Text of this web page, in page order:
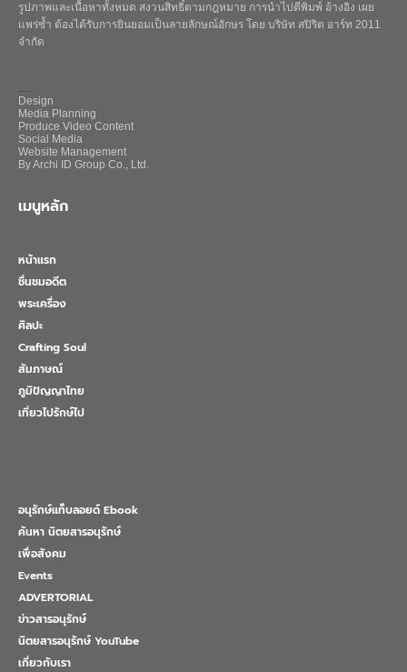
รูปภาพและเนื้อหาทั้งหมด สงวนสิทธิ์ตามกฎหมาย การนำไปตีพิมพ์ อ้างอิง เผย
แพร่ซ้ำ ต้องได้รับการยินยอมเป็นลายลักษณ์อักษร โดย บริษัท สปิริต อาร์ท 2011
จำกัด
Design
Media Planning
Produce Video Content
Social Media
Website Management
By Archi ID Group Co., Ltd.
เมนูหลัก
หน้าแรก
ชื่นชมอดีต
พระเครื่อง
ศิลปะ
Crafting Soul
สัมภาษณ์
ภูมิปัญญาไทย
เที่ยวไปรักษ์ไป
อนุรักษ์แท็บลอยด์ Ebook
ค้นหา นิตยสารอนุรักษ์
เพื่อสังคม
Events
ADVERTORIAL
ข่าวสารอนุรักษ์
นิตยสารอนุรักษ์ YouTube
เกี่ยวกับเรา